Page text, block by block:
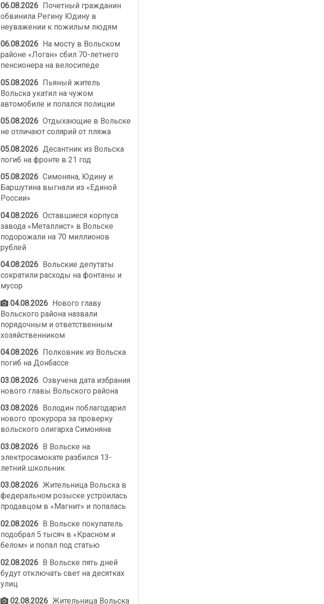
06.08.2026 Почетный гражданин
обвинила Регину Юдину в
неуважении к пожилым людям
06.08.2026
На мосту в Вольском
районе «Логан» сбил 70-летнего
пенсионера на велосипеде
05.08.2026 Пьяный житель
Вольска укатил на чужом
автомобиле и попался полиции
05.08.2026 Отдыхающие в Вольске
не отличают солярий от пляжа
05.08.2026 Десантник из Вольска
погиб на фронте в 21 год
05.08.2026 Симоняна, Юдину и
Баршутина выгнали из «Единой
России»
04.08.2026 Оставшиеся корпуса
завода «Металлист» в Вольске
подорожали на 70 миллионов
рублей
04.08.2026
Вольские депутаты
сократили расходы на фонтаны и
мусор
04.08.2026 Нового главу
Вольского района назвали
порядочным и ответственным
хозяйственником
04.08.2026
Полковник из Вольска
погиб на Донбассе
03.08.2026 Озвучена дата избрания
нового главы Вольского района
03.08.2026
Володин поблагодарил
нового прокурора за проверку
вольского олигарха Симоняна
03.08.2026 В Вольске на
электросамокате разбился 13-
летний школьник
03.08.2026 Жительница Вольска в
федеральном розыске устроилась
продавцом в «Магнит» и попалась
02.08.2026 В Вольске покупатель
подобрал 5 тысяч в «Красном и
белом» и попал под статью
02.08.2026 В Вольске пять дней
будут отключать свет на десятках
улиц
02.08.2026 Жительница Вольска